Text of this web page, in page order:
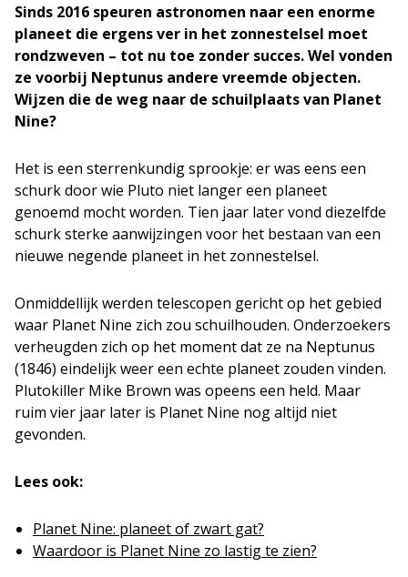
Sinds 2016 speuren astronomen naar een enorme
planeet die ergens ver in het zonnestelsel moet
rondzweven – tot nu toe zonder succes. Wel vonden
ze voorbij Neptunus andere vreemde objecten.
Wijzen die de weg naar de schuilplaats van Planet
Nine?
Het is een sterrenkundig sprookje: er was eens een
schurk door wie Pluto niet langer een planeet
genoemd mocht worden. Tien jaar later vond diezelfde
schurk sterke aanwijzingen voor het bestaan van een
nieuwe negende planeet in het zonnestelsel.
Onmiddellijk werden telescopen gericht op het gebied
waar Planet Nine zich zou schuilhouden. Onderzoekers
verheugden zich op het moment dat ze na Neptunus
(1846) eindelijk weer een echte planeet zouden vinden.
Plutokiller Mike Brown was opeens een held. Maar
ruim vier jaar later is Planet Nine nog altijd niet
gevonden.
Lees ook:
Planet Nine: planeet of zwart gat?
Waardoor is Planet Nine zo lastig te zien?